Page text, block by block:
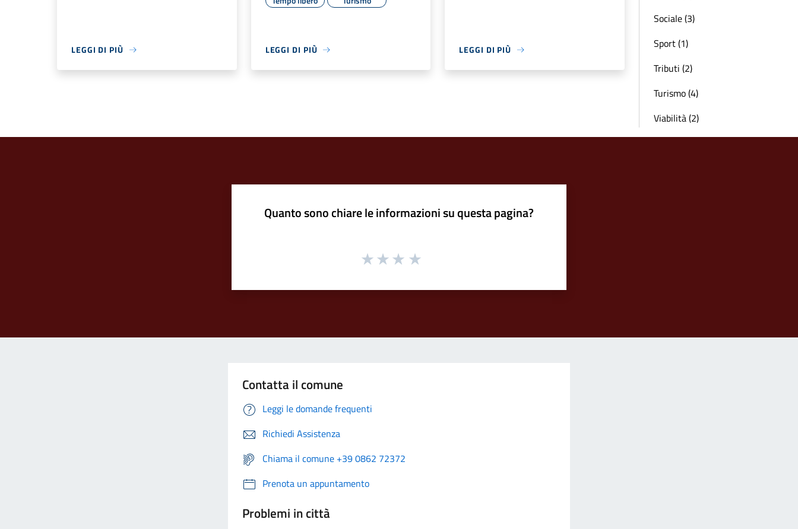
LEGGI DI PIÙ LEGGI DI PIÙ LEGGI DI PIÙ
Sociale (3)
Sport (1)
Tributi (2)
Turismo (4)
Viabilità (2)
Quanto sono chiare le informazioni su questa pagina?
Contatta il comune
Leggi le domande frequenti
Richiedi Assistenza
Chiama il comune +39 0862 72372
Prenota un appuntamento
Problemi in città